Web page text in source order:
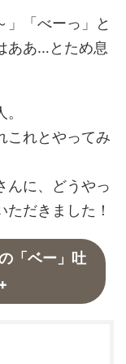
」「べーっ」と
ああ…とため息
これとやってみ
んに、どうやっ
だきました！
「ベー」吐